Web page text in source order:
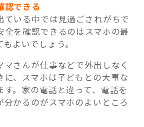
認できる
ている中では見過ごされがちで
全を確認できるのはスマホの最
よいでしょう。
さんが仕事などで外出しなく
に、スマホは子どもとの大事な
す。家の電話と違って、電話を
分かるのがスマホのよいところ